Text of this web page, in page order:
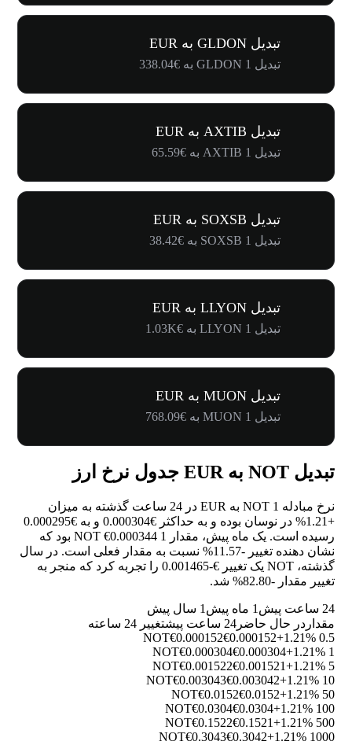
تبدیل GLDON به EUR
تبدیل 1 GLDON به €338.04
تبدیل AXTIB به EUR
تبدیل 1 AXTIB به €65.59
تبدیل SOXSB به EUR
تبدیل 1 SOXSB به €38.42
تبدیل LLYON به EUR
تبدیل 1 LLYON به €1.03K
تبدیل MUON به EUR
تبدیل 1 MUON به €768.09
تبدیل NOT به EUR جدول نرخ ارز
نرخ مبادله 1 NOT به EUR در 24 ساعت گذشته به میزان
+1.21%
در نوسان بوده و به حداکثر €0.000304 و به €0.000295
رسیده است. یک ماه پیش، مقدار 1 NOT €0.000344 بود که
نشان دهنده تغییر -11.57%
نسبت به مقدار فعلی است. در سال
گذشته، NOT یک تغییر €-0.001465 را تجربه کرد که منجر به
تغییر مقدار -82.80% شد.
24 ساعت پیش 1 ماه پیش
1 سال پیش
مقدار در حال حاضر 24 ساعت پیش
تغییر 24 ساعته
0.5 NOT
€0.000152€0.000152+1.21%
1 NOT
€0.000304€0.000304+1.21%
5 NOT
€0.001522€0.001521+1.21%
10 NOT
€0.003043€0.003042+1.21%
50 NOT
€0.0152€0.0152+1.21%
100 NOT
€0.0304€0.0304+1.21%
500 NOT
€0.1522€0.1521+1.21%
1000 NOT
€0.3043€0.3042+1.21%